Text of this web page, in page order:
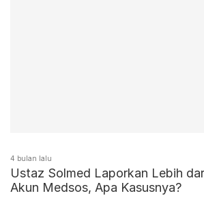
4 bulan lalu
Ustaz Solmed Laporkan Lebih
Akun Medsos, Apa Kasusnya?